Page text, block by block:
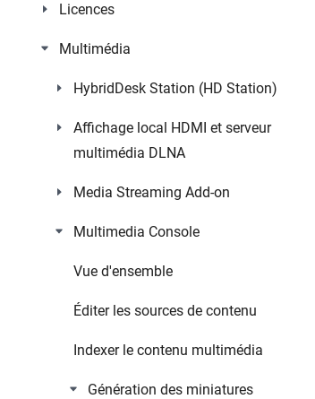
Licences
Multimédia
HybridDesk Station (HD Station)
Affichage local HDMI et serveur
multimédia DLNA
Media Streaming Add-on
Multimedia Console
Vue d'ensemble
Éditer les sources de contenu
Indexer le contenu multimédia
Génération des miniatures